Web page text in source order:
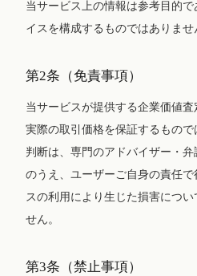
当サービス上の情報は参考目的
イスを構成するものではありませ
第2条（免責事項）
当サービスが提供する企業価値査
実際の取引価格を保証するもの
判断は、専門のアドバイザー・
のうえ、ユーザーご自身の責任
スの利用により生じた損害につ
せん。
第3条（禁止事項）